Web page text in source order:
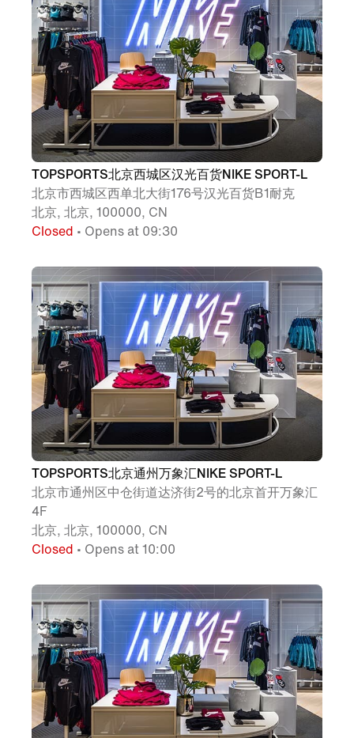
TOPSPORTS北京西城区汉光百货NIKE SPORT-L
北京市西城区西单北大街176号汉光百货B1耐克
北京, 北京, 100000, CN
Closed • Opens at 09:30
TOPSPORTS北京通州万象汇NIKE SPORT-L
北京市通州区中仓街道达济街2号的北京首开万象汇
4F
北京, 北京, 100000, CN
Closed • Opens at 10:00